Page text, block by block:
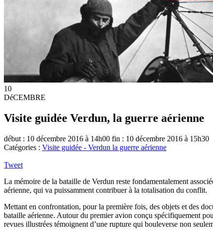
10
DéCEMBRE
Visite guidée Verdun, la guerre aérienne
début : 10 décembre 2016 à 14h00 fin : 10 décembre 2016 à 15h30
Catégories : Visite guidée - Verdun la guerre aérienne
Tweet
La mémoire de la bataille de Verdun reste fondamentalement
aérienne, qui va puissamment contribuer à la totalisation du conflit.
Mettant en confrontation, pour la première fois, des objets et des
bataille aérienne. Autour du premier avion conçu spécifiquement
revues illustrées témoignent d’une rupture qui bouleverse non